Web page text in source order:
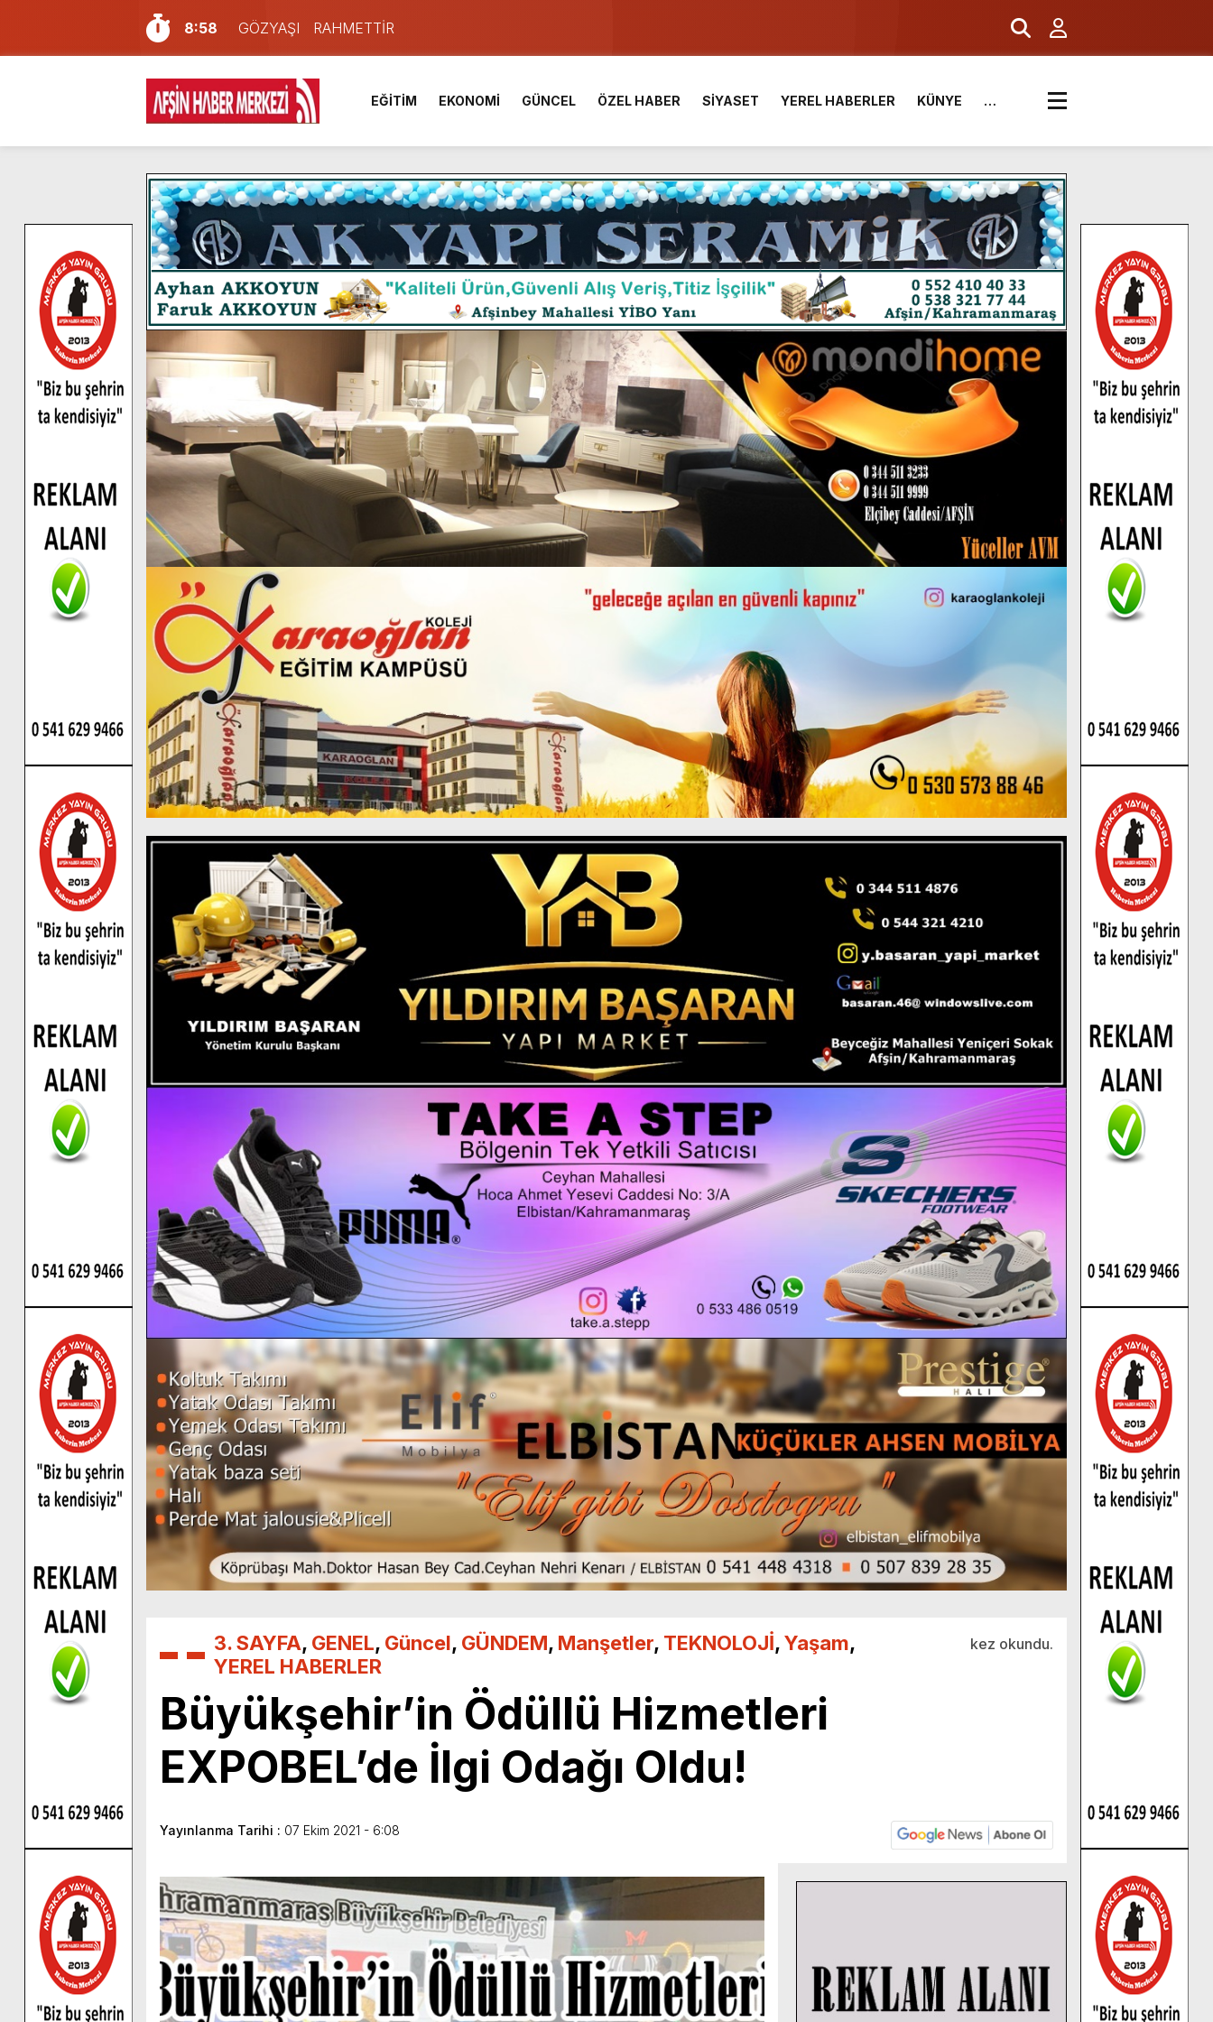
8:58
GÖZYAŞI RAHMETTİR
7:57
Afşin Sağlık Yüksek Okulu ve Meslek Yüksek Okulunda görev değişimi!
6:31
Onikişubat Belediyesi’nin Üniversite Hazırlık Kursu başvurularında son gün 7 Ağustos.
16:10
Uluslararası Bisiklet Yarışması’nda En Zorlu Etap Tamamlandı.
13:27
NOTER ONAYLI TYP LİSTESİ YAYINLANDI.
11:22
KAFUM Fuar Alanı Bulut ve Yavuz’un Ezgileriyle Şenlendi.
8:06
Afşinli bir hemşehrimizin de olduğu Filistin Konvoyu, güçlenerek ilerliyor.
14:05
Madrigal, Perşembe Günü KAFUM’da Sahne Alacak.
7:39
KEDİNİZ Mİ VAR?
4:58
İklim Dirençli Tarım İçin Güç Birliği.
EĞİTİM EKONOMİ GÜNCEL ÖZEL HABER SİYASET YEREL HABERLER KÜNYE …
3. SAYFA, GENEL, Güncel, GÜNDEM, Manşetler, TEKNOLOJİ,Yaşam,
YEREL HABERLER
kez okundu.
Büyükşehir’in Ödüllü Hizmetleri
EXPOBEL’de İlgi Odağı Oldu!
Yayınlanma Tarihi : 07 Ekim 2021 - 6:08